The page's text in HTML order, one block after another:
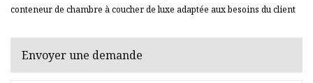
conteneur de chambre à coucher de luxe adaptée aux besoins du client
Envoyer une demande